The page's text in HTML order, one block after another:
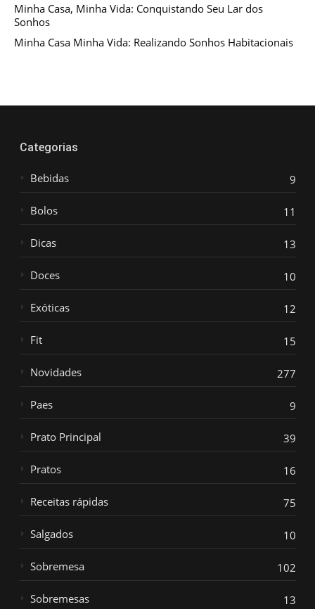
Minha Casa, Minha Vida: Conquistando Seu Lar dos
Sonhos
Minha Casa Minha Vida: Realizando Sonhos Habitacionais
Categorias
Bebidas 9
Bolos 11
Dicas 13
Doces 10
Exóticas 12
Fit 15
Novidades 277
Paes 9
Prato Principal 39
Pratos 16
Receitas rápidas 75
Salgados 10
Sobremesa 102
Sobremesas 13